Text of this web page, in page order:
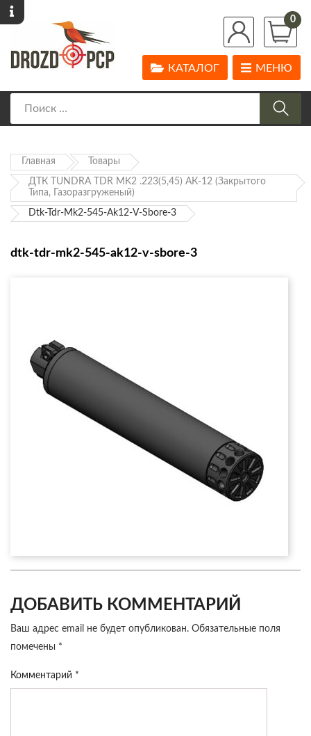
0
МЕНЮ
КАТАЛОГ
Главная Товары
ДТК TUNDRA TDR MK2 .223(5,45) АК-12 (закрытого
Типа, Газоразгруженый)
Dtk-Tdr-Mk2-545-Ak12-V-Sbore-3
dtk-tdr-mk2-545-ak12-v-sbore-3
ДОБАВИТЬ КОММЕНТАРИЙ
Ваш адрес email не будет опубликован. Обязательные поля
помечены *
Комментарий *